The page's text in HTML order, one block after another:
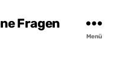
Fragen
Menü